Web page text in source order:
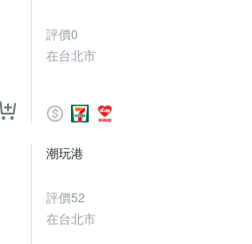
評價0
在台北市
潮玩港
評價52
在台北市